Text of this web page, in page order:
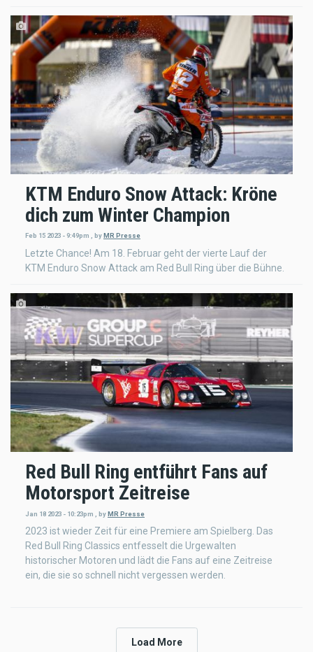
KTM Enduro Snow Attack: Kröne
dich zum Winter Champion
Feb 15 2023 - 9:49pm , by MR Presse
Letzte Chance! Am 18. Februar geht der vierte Lauf der
KTM Enduro Snow Attack am Red Bull Ring über die Bühne.
Red Bull Ring entführt Fans auf
Motorsport Zeitreise
Jan 18 2023 - 10:23pm byMR Presse
2023 ist wieder Zeit für eine Premiere am Spielberg. Das
Red Bull Ring Classics entfesselt die Urgewalten
historischer Motoren und lädt die Fans auf eine Zeitreise
ein, die sie so schnell nicht vergessen werden.
Load More